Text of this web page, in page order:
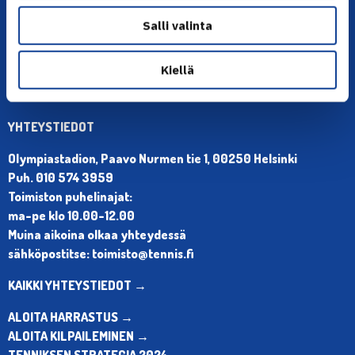
Salli valinta
Kiellä
YHTEYSTIEDOT
Olympiastadion, Paavo Nurmen tie 1, 00250 Helsinki
Puh. 010 574 3959
Toimiston puhelinajat:
ma-pe klo 10.00-12.00
Muina aikoina olkaa yhteydessä
sähköpostitse: toimisto@tennis.fi
KAIKKI YHTEYSTIEDOT →
ALOITA HARRASTUS →
ALOITA KILPAILEMINEN →